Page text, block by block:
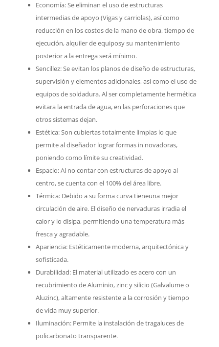
Economía: Se eliminan el uso de estructuras
intermedias de apoyo (Vigas y carriolas), así como
reducción en los costos de la mano de obra, tiempo de
ejecución, alquiler de equiposy su mantenimiento
posterior a la entrega será mínimo.
Sencillez: Se evitan los planos de diseño de estructuras,
supervisión y elementos adicionales, así como el uso de
equipos de soldadura. Al ser completamente hermética
evitara la entrada de agua, en las perforaciones que
otros sistemas dejan.
Estética: Son cubiertas totalmente limpias lo que
permite al diseñador lograr formas in novadoras,
poniendo como límite su creatividad.
Espacio: Al no contar con estructuras de apoyo al
centro, se cuenta con el 100% del área libre.
Térmica: Debido a su forma curva tieneuna mejor
circulación de aire. El diseño de nervaduras irradia el
calor y lo disipa, permitiendo una temperatura más
fresca y agradable.
Apariencia: Estéticamente moderna, arquitectónica y
sofisticada.
Durabilidad: El material utilizado es acero con un
recubrimiento de Aluminio, zinc y silicio (Galvalume o
Aluzinc), altamente resistente a la corrosión y tiempo
de vida muy superior.
Iluminación: Permite la instalación de tragaluces de
policarbonato transparente.